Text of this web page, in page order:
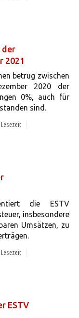
der
2021
betrug zwischen
2020 der
0%, auch für
sind.
die ESTV
insbesondere
Umsätzen, zu
ESTV